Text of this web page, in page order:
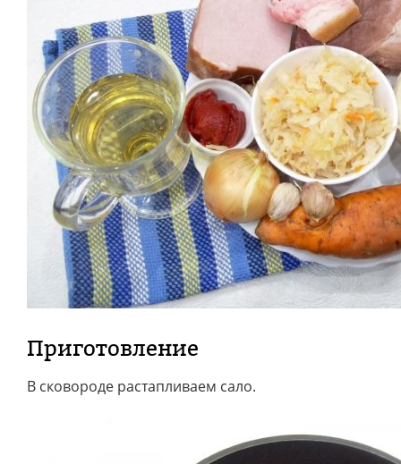
Приготовление
В сковороде растапливаем сало.